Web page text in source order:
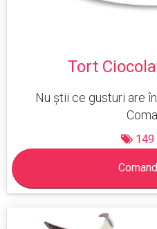
Tort
Nu știi ce gusturi are